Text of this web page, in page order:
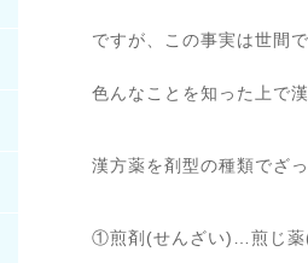
ですが、この事実は世間
色んなことを知った上で
漢方薬を剤型の種類でざ
①煎剤(せんざい)…煎じ薬